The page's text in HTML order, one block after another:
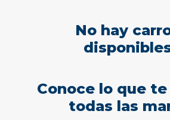
No hay
Conoce lo que
todas las